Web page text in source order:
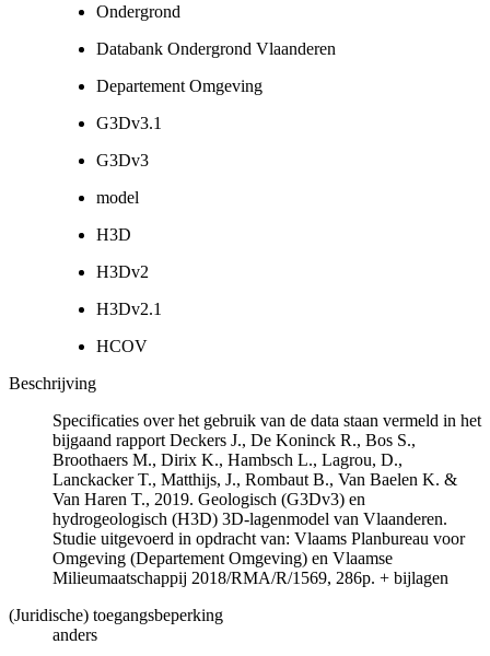
Ondergrond
Databank Ondergrond Vlaanderen
Departement Omgeving
G3Dv3.1
G3Dv3
model
H3D
H3Dv2
H3Dv2.1
HCOV
Beschrijving
Specificaties over het gebruik van de data staan vermeld in het
bijgaand rapport Deckers J., De Koninck R., Bos S.,
Broothaers M., Dirix K., Hambsch L., Lagrou, D.,
Lanckacker T., Matthijs, J., Rombaut B., Van Baelen K. &
Van Haren T., 2019. Geologisch (G3Dv3) en
hydrogeologisch (H3D) 3D-lagenmodel van Vlaanderen.
Studie uitgevoerd in opdracht van: Vlaams Planbureau voor
Omgeving (Departement Omgeving) en Vlaamse
Milieumaatschappij 2018/RMA/R/1569, 286p. + bijlagen
(Juridische) toegangsbeperking
anders